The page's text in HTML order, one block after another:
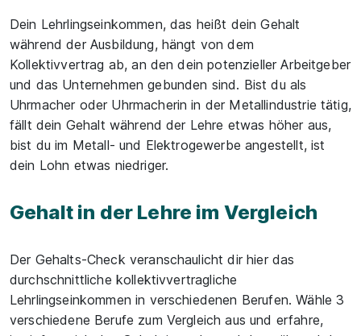
Dein Lehrlingseinkommen, das heißt dein Gehalt
während der Ausbildung, hängt von dem
Kollektivvertrag ab, an den dein potenzieller Arbeitgeber
und das Unternehmen gebunden sind. Bist du als
Uhrmacher oder Uhrmacherin in der Metallindustrie tätig,
fällt dein Gehalt während der Lehre etwas höher aus,
bist du im Metall- und Elektrogewerbe angestellt, ist
dein Lohn etwas niedriger.
Gehalt in der Lehre im Vergleich
Der Gehalts-Check veranschaulicht dir hier das
durchschnittliche kollektivvertragliche
Lehrlingseinkommen in verschiedenen Berufen. Wähle 3
verschiedene Berufe zum Vergleich aus und erfahre,